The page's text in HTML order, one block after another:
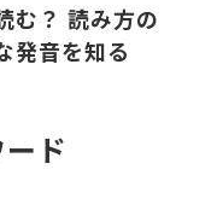
む？ 読み方の
発音を知る
ド